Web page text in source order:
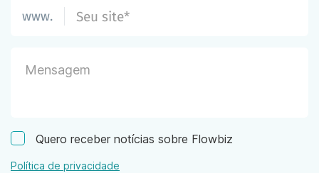
www.
Quero receber notícias sobre Flowbiz
Política de privacidade